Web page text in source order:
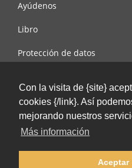
Con la visita de {site}
cookies {/link}. Así
mejorando nuestros
Más información
Aceptar
Ayúdenos
Libro
Protección de datos
Contáctenos